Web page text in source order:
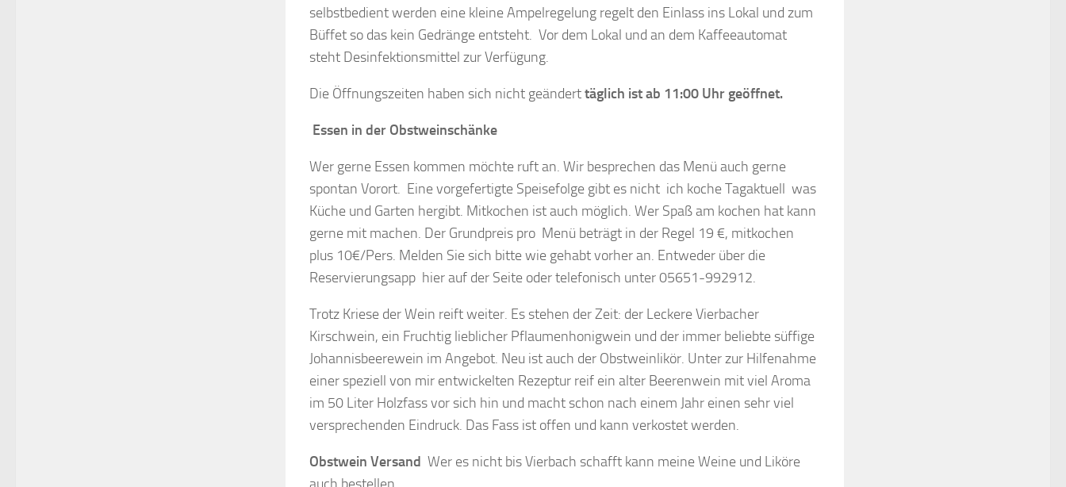
selbstbedient werden eine kleine Ampelregelung regelt den Einlass ins Lokal und zum
Büffet so das kein Gedränge entsteht. Vor dem Lokal und an dem Kaffeeautomat
steht Desinfektionsmittel zur Verfügung.
Die Öffnungszeiten haben sich nicht geänderttäglich ist ab 11:00 Uhr geöffnet.
Essen in der Obstweinschänke
Wer gerne Essen kommen möchte ruft an. Wir besprechen das Menü auch gerne
spontan Vorort. Eine vorgefertigte Speisefolge gibt es nicht ich koche Tagaktuell was
Küche und Garten hergibt. Mitkochen ist auch möglich. Wer Spaß am kochen hat kann
gerne mit machen. Der Grundpreis pro Menü beträgt in der Regel 19 €, mitkochen
plus 10€/Pers. Melden Sie sich bitte wie gehabt vorher an. Entweder über die
Reservierungsapp hier auf der Seite oder telefonisch unter 05651-992912.
Trotz Kriese der Wein reift weiter. Es stehen der Zeit: der Leckere Vierbacher
Kirschwein, ein Fruchtig lieblicher Pflaumenhonigwein und der immer beliebte süffige
Johannisbeerewein im Angebot. Neu ist auch der Obstweinlikör. Unter zur Hilfenahme
einer speziell von mir entwickelten Rezeptur reif ein alter Beerenwein mit viel Aroma
im 50 Liter Holzfass vor sich hin und macht schon nach einem Jahr einen sehr viel
versprechenden Eindruck. Das Fass ist offen und kann verkostet werden.
Obstwein Versand Wer es nicht bis Vierbach schafft kann meine Weine und Liköre